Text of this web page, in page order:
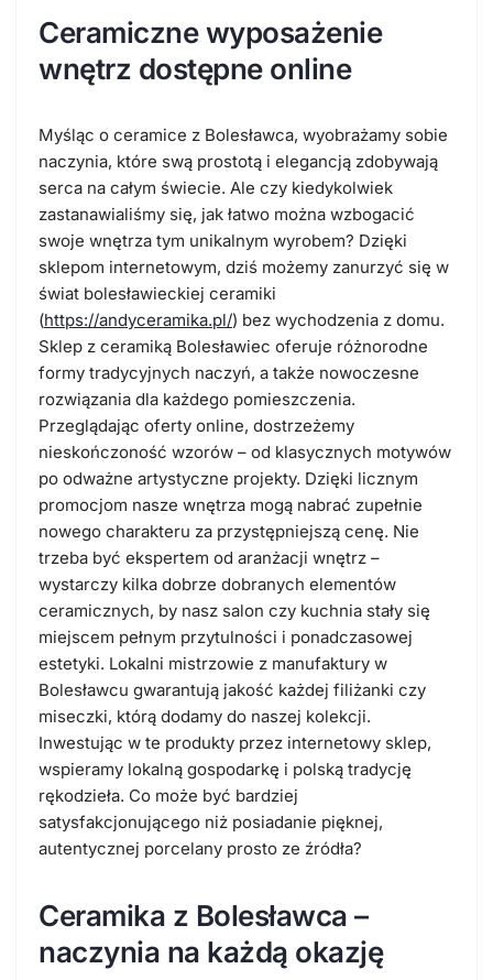
Ceramiczne wyposażenie
wnętrz dostępne online
Myśląc o ceramice z Bolesławca, wyobrażamy sobie
naczynia, które swą prostotą i elegancją zdobywają
serca na całym świecie. Ale czy kiedykolwiek
zastanawialiśmy się, jak łatwo można wzbogacić
swoje wnętrza tym unikalnym wyrobem? Dzięki
sklepom internetowym, dziś możemy zanurzyć się w
świat bolesławieckiej ceramiki
(https://andyceramika.pl/) bez wychodzenia z domu.
Sklep z ceramiką Bolesławiec oferuje różnorodne
formy tradycyjnych naczyń, a także nowoczesne
rozwiązania dla każdego pomieszczenia.
Przeglądając oferty online, dostrzeżemy
nieskończoność wzorów – od klasycznych motywów
po odważne artystyczne projekty. Dzięki licznym
promocjom nasze wnętrza mogą nabrać zupełnie
nowego charakteru za przystępniejszą cenę. Nie
trzeba być ekspertem od aranżacji wnętrz –
wystarczy kilka dobrze dobranych elementów
ceramicznych, by nasz salon czy kuchnia stały się
miejscem pełnym przytulności i ponadczasowej
estetyki. Lokalni mistrzowie z manufaktury w
Bolesławcu gwarantują jakość każdej filiżanki czy
miseczki, którą dodamy do naszej kolekcji.
Inwestując w te produkty przez internetowy sklep,
wspieramy lokalną gospodarkę i polską tradycję
rękodzieła. Co może być bardziej
satysfakcjonującego niż posiadanie pięknej,
autentycznej porcelany prosto ze źródła?
Ceramika z Bolesławca –
naczynia na każdą okazję